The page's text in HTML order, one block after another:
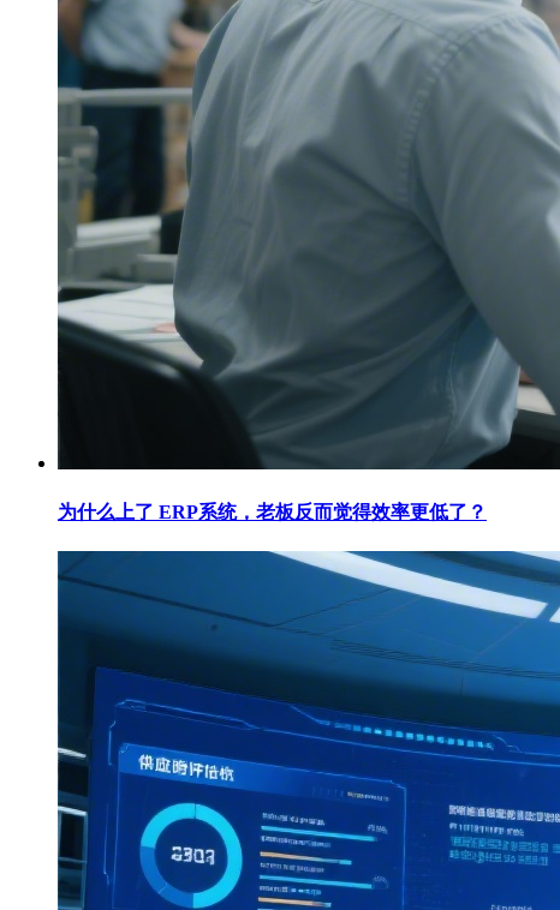
为什么上了 ERP系统，老板反而觉得效率更低了？